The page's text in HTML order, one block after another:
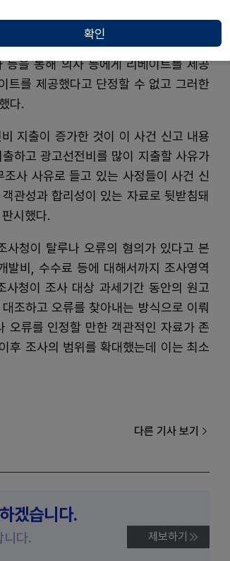
는 것이다.
문잡지사들이 다른 제약회사와 관련돼
을 통해 의사 등에게 리베이트를 제공
트를 제공했다고 단정할 수 없고 그러한
다.
지출이 증가한 것이 이 사건 신고 내용
하고 광고선전비를 많이 지출할 사유가
사 사유로 들고 있는 사정들이 사건 신
관성과 합리성이 있는 자료로 뒷받침돼
시했다.
청이 탈루나 오류의 혐의가 있다고 본
발비, 수수료 등에 대해서까지 조사영역
청이 조사 대상 과세기간 동안의 원고
조하고 오류를 찾아내는 방식으로 이뤄
오류를 인정할 만한 객관적인 자료가 존
후 조사의 범위를 확대했는데 이는 최소
다른 기사 보기
겠습니다.
니다. 제보하기
확인